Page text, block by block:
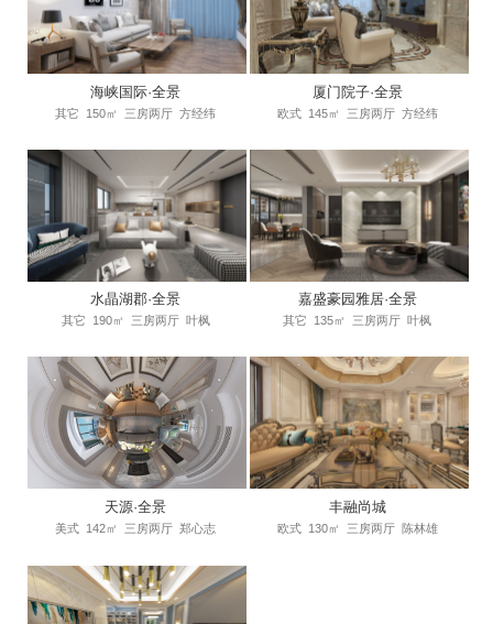
海峡国际·全景
其它 150㎡ 三房两厅 方经纬
厦门院子·全景
欧式 145㎡ 三房两厅 方经纬
水晶湖郡·全景
其它 190㎡ 三房两厅 叶枫
嘉盛豪园雅居·全景
其它 135㎡ 三房两厅 叶枫
天源·全景
美式 142㎡ 三房两厅 郑心志
丰融尚城
欧式 130㎡ 三房两厅 陈林雄